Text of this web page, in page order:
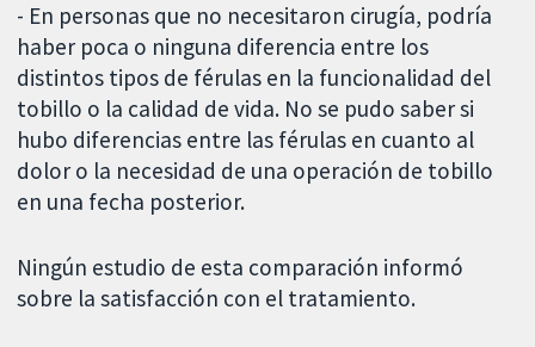
- En personas que no necesitaron cirugía, podría
haber poca o ninguna diferencia entre los
distintos tipos de férulas en la funcionalidad del
tobillo o la calidad de vida. No se pudo saber si
hubo diferencias entre las férulas en cuanto al
dolor o la necesidad de una operación de tobillo
en una fecha posterior.
Ningún estudio de esta comparación informó
sobre la satisfacción con el tratamiento.